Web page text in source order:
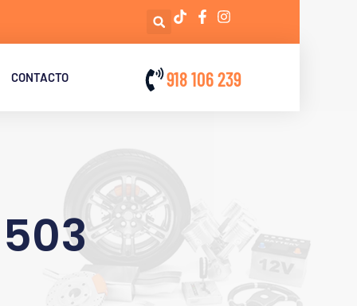
CONTACTO 918 106 239